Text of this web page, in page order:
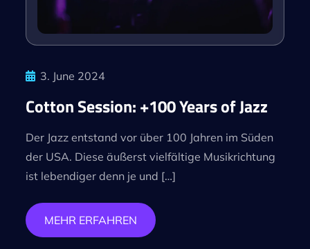
3. June 2024
Cotton Session: +100 Years of Jazz
Der Jazz entstand vor über 100 Jahren im Süden
der USA. Diese äußerst vielfältige Musikrichtung
ist lebendiger denn je und […]
MEHR ERFAHREN